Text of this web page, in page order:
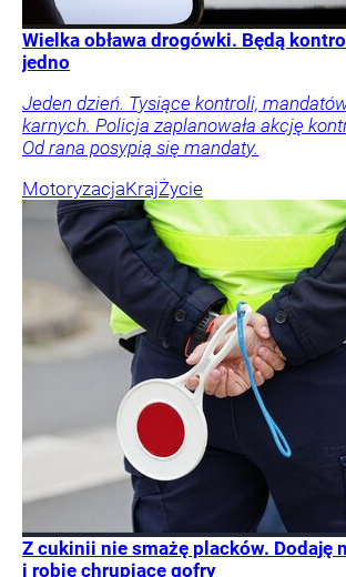
Wielka obława drogówki. Będą
jedno
Jeden dzień. Tysiące kontroli,
karnych. Policja zaplanowała akcję
Od rana posypią się mandaty.
MotoryzacjaKrajŻycie
Z cukinii nie smażę placków. Dodaję
i robię chrupiące gofry